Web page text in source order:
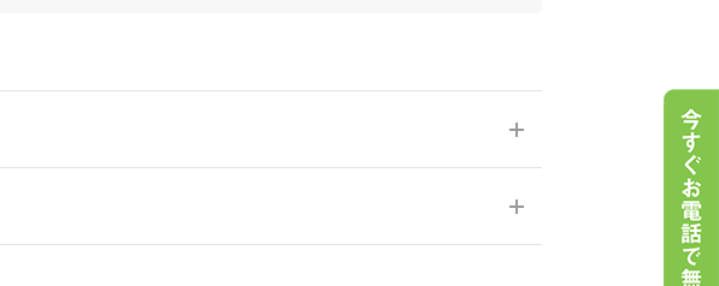
ておりません。ご了承のほど宜しくお願いいたします。